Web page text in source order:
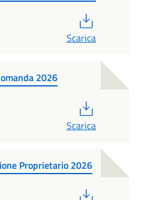
Scarica
2026
Scarica
Proprietario 2026